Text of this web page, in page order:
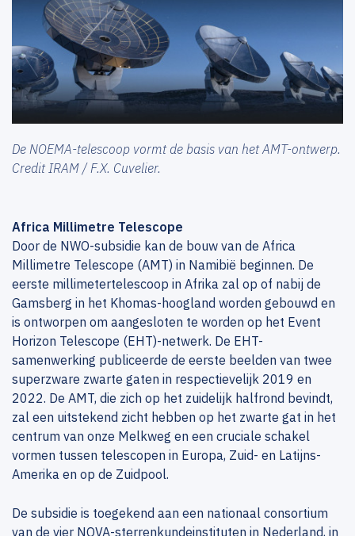
De NOEMA-telescoop vormt de basis van het AMT-ontwerp.
Credit IRAM / F.X. Cuvelier.
Africa Millimetre Telescope
Door de NWO-subsidie kan de bouw van de Africa
Millimetre Telescope (AMT) in Namibië beginnen. De
eerste millimetertelescoop in Afrika zal op of nabij de
Gamsberg in het Khomas-hoogland worden gebouwd en
is ontworpen om aangesloten te worden op het Event
Horizon Telescope (EHT)-netwerk. De EHT-
samenwerking publiceerde de eerste beelden van twee
superzware zwarte gaten in respectievelijk 2019 en
2022. De AMT, die zich op het zuidelijk halfrond bevindt,
zal een uitstekend zicht hebben op het zwarte gat in het
centrum van onze Melkweg en een cruciale schakel
vormen tussen telescopen in Europa, Zuid- en Latijns-
Amerika en op de Zuidpool.
De subsidie is toegekend aan een nationaal consortium
van de vier NOVA-sterrenkundeinstituten in Nederland, in